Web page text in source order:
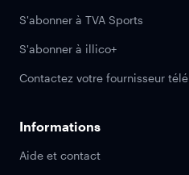
S'abonner à TVA Sports
S'abonner à illico+
Contactez votre fournisseur télé
Informations
Aide et contact